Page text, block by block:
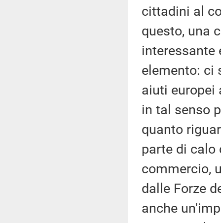
cittadini al
questo, una
interessante
elemento: ci
aiuti europei
in tal senso
quanto
parte di calo
commercio,
dalle Forze
anche